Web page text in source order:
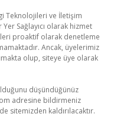
Teknolojileri ve İletişim
Sağlayıcı olarak hizmet
proaktif olarak denetleme
Ancak, üyelerimiz
olup, siteye üye olarak
düşündüğünüz
adresine bildirmeniz
sitemizden kaldırılacaktır.